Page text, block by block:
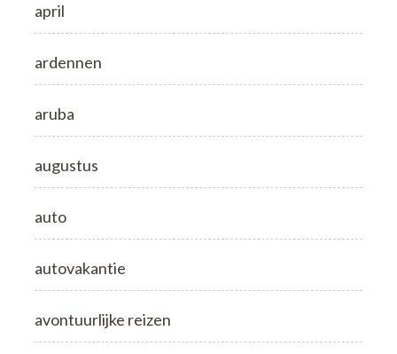
april
ardennen
aruba
augustus
auto
autovakantie
avontuurlijke reizen